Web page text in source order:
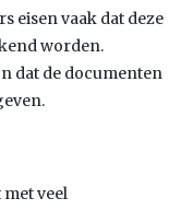
eisen vaak dat deze
worden.
dat de documenten
veel